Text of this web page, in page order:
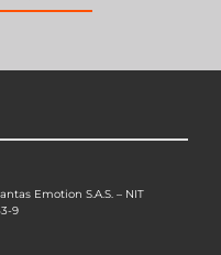
Emotion S.A.S. – NIT
9